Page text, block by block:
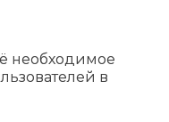
необходимое
в